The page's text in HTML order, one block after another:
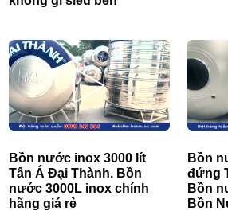
Bồn nước inox 3000 lít
Tân Á Đại Thành. Bồn
nước 3000L inox chính
hãng giá rẻ
Bồn
đứng
Bồn
Bồn